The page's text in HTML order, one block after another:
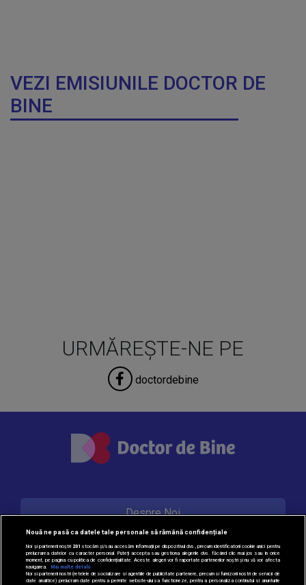
VEZI EMISIUNILE DOCTOR DE
BINE
URMĂREȘTE-NE PE
doctordebine
Despre Noi
Contact
Nouă ne pasă ca datele tale personale să rămână confidențiale
Noi și partenerii noștri 201 stocăm și/sau accesăm informații pe dispozitivul dvs., precum identificatorii cookie unici pentru
prelucrarea datelor cu caracter personal. Puteți accepta sau gestiona alegerile dvs. făcând clic mai jos sau în orice
moment, pe pagina cu politica de confidențialitate. Aceste alegeri vor fi raportate partenerilor noștri și nu vă vor afecta
navigarea.
Mai multe detalii
Noi si partenerii nostri (retelele de socializare si agentiile de publicitate partenere, precum si furnizorii nostri de servicii de
date analitice) prelucram date pentru a permite website-ului sa functioneze, pentru a personaliza continutul si anunturile